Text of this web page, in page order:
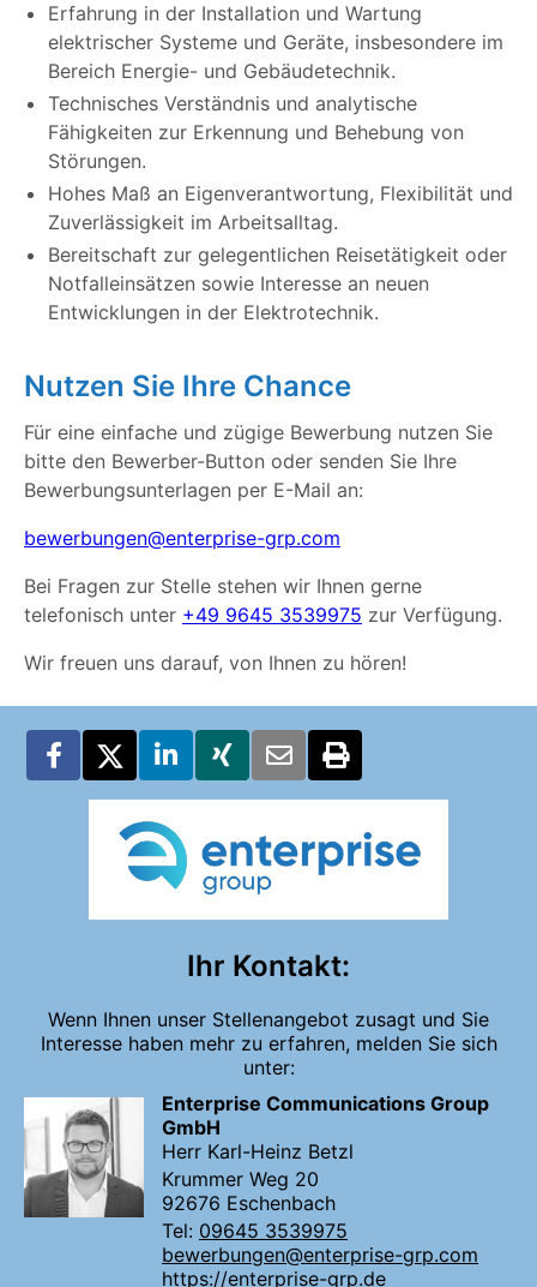
Erfahrung in der Installation und Wartung
elektrischer Systeme und Geräte, insbesondere im
Bereich Energie- und Gebäudetechnik.
Technisches Verständnis und analytische
Fähigkeiten zur Erkennung und Behebung von
Störungen.
Hohes Maß an Eigenverantwortung, Flexibilität und
Zuverlässigkeit im Arbeitsalltag.
Bereitschaft zur gelegentlichen Reisetätigkeit oder
Notfalleinsätzen sowie Interesse an neuen
Entwicklungen in der Elektrotechnik.
Nutzen Sie Ihre Chance
Für eine einfache und zügige Bewerbung nutzen Sie
bitte den Bewerber-Button oder senden Sie Ihre
Bewerbungsunterlagen per E-Mail an:
bewerbungen@enterprise-grp.com
Bei Fragen zur Stelle stehen wir Ihnen gerne
telefonisch unter +49 9645 3539975 zur Verfügung.
Wir freuen uns darauf, von Ihnen zu hören!
Ihr Kontakt:
Wenn Ihnen unser Stellenangebot zusagt und Sie
Interesse haben mehr zu erfahren, melden Sie sich
unter:
Enterprise Communications Group
GmbH
Herr Karl-Heinz Betzl
Krummer Weg 20
92676 Eschenbach
Tel: 09645 3539975
bewerbungen@enterprise-grp.com
https://enterprise-grp.de